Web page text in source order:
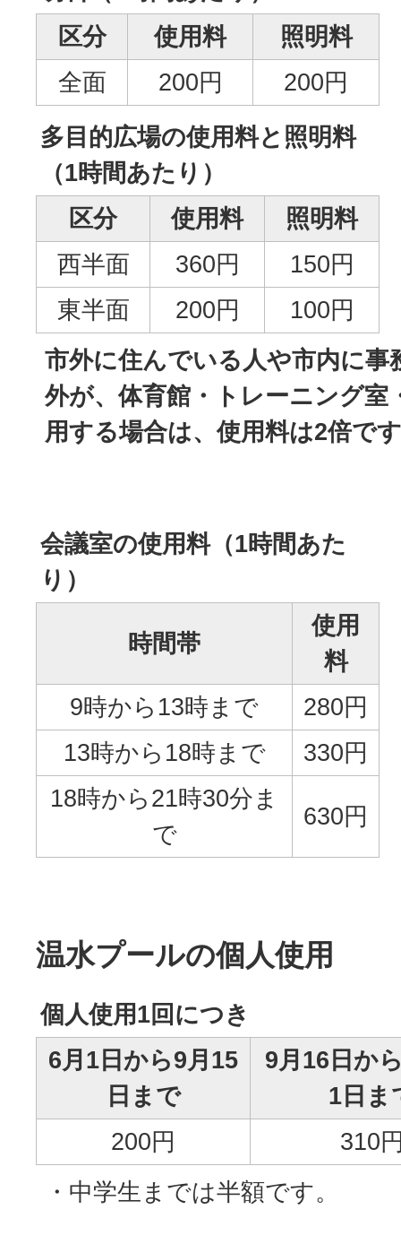
区分
使用料
照明料
全面
200円
200円
多目的広場の使用料と照明料
（1時間あたり）
区分
使用料
照明料
西半面
360円
150円
東半面
200円
100円
市外に住んでいる人や市内に事
外が、体育館・トレーニング室
用する場合は、使用料は2倍で
会議室の使用料（1時間あた
り）
時間帯
使用
料
9時から13時まで
280円
13時から18時まで
330円
18時から21時30分ま
で
630円
温水プールの個人使用
個人使用1回につき
6月1日から9月15
日まで
9月16日か
1日ま
200円
310
・中学生までは半額です。